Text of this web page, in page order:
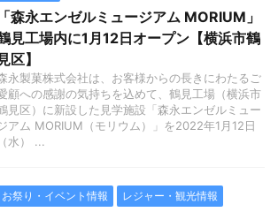
「森永エンゼルミュージアム MORIUM」
見工場内に1月12日オープン【横浜市鶴
見区】
永製菓株式会社は、お客様からの長きにわたるご
顧への感謝の気持ちを込めて、鶴見工場（横浜市
見区）に新設した見学施設「森永エンゼルミュー
アム MORIUM（モリウム）」を2022年1月12日
（水） ...
お祭り・イベント情報 レジャー・観光情報